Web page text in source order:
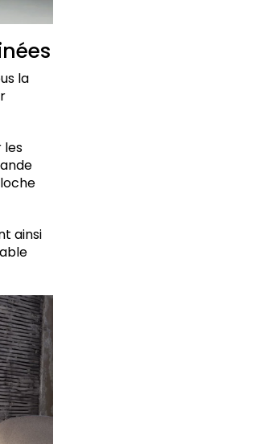
la
les
ainsi